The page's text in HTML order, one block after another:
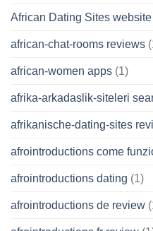
African Dating Sites website
african-chat-rooms reviews
african-women apps (1)
afrika-arkadaslik-siteleri
afrikanische-dating-sites
afrointroductions come
afrointroductions dating (1)
afrointroductions de review